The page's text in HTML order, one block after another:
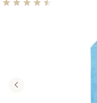
Durchschnittliche